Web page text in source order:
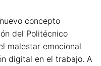
concepto
del Politécnico
malestar emocional
digital en el trabajo. A